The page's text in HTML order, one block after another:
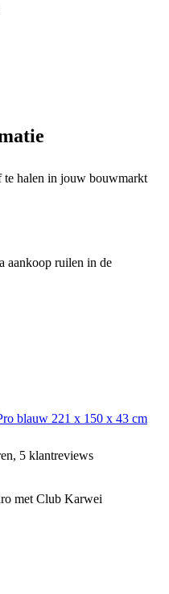
te halen in jouw bouwmarkt
aankoop ruilen in de
blauw 221 x 150 x 43 cm
5 klantreviews
met Club Karwei